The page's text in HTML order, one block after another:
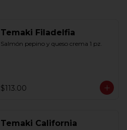
Temaki Filadelfia
Salmón pepino y queso crema 1 pz.
$113.00
Temaki California